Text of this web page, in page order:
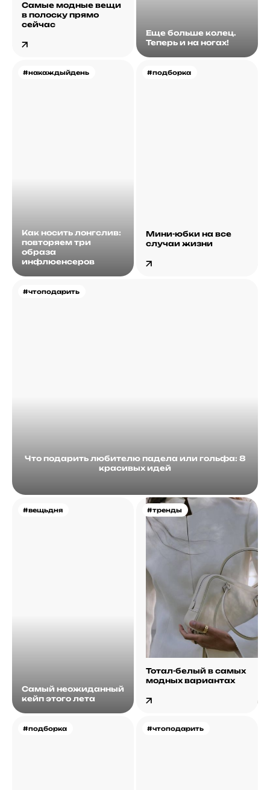
Самые модные вещи
в полоску прямо
сейчас
Еще больше колец.
Теперь и на ногах!
#накаждыйдень
Как носить лонгслив:
повторяем три
образа
инфлюенсеров
#чтоподарить
Что подарить любителю падела или гольфа: 8
красивых идей
#подборка
Мини-юбки на все
случаи жизни
#вещьдня
Самый неожиданный
кейп этого лета
#тренды
Тотал-белый в самых
модных вариантах
#подборка #чтоподарить